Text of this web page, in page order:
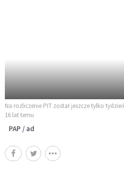
Na rozliczenie PIT został jeszcze tylko
16 lat temu
PAP / ad